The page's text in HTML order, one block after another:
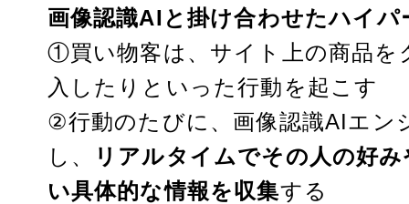
画像認識AIと掛け合わせたハイ
①買い物客は、サイト上の商品を
入したりといった行動を起こす
②行動のたびに、画像認識AIエン
し、
リアルタイムでその人の好
い具体的な情報を収集する